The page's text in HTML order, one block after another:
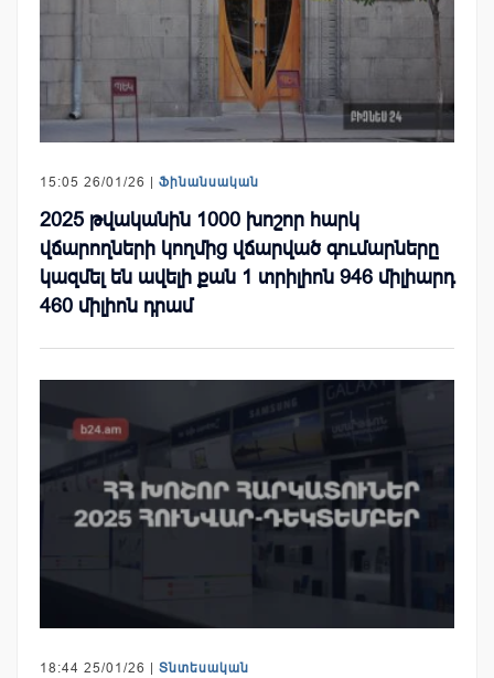
15:05 26/01/26 | Ֆինանսական
2025 թվականին 1000 խոշոր հարկ
վճարողների կողմից վճարված գումարները
կազմել են ավելի քան 1 տրիլիոն 946 միլիարդ
460 միլիոն դրամ
18:44 25/01/26 | Տնտեսական